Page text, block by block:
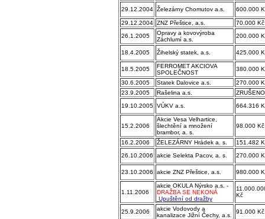
29.12.2004 Železárny Chomutov a.s. 600.000
29.12.2004 ZNZ Přeštice, a.s.
70.000 Kč
26.1.2005
Opravy a kovovýroba
Záchlumí a.s.
200.000
18.4.2005 Žihelský statek, a.s. 425.000
18.5.2005
FERROMET AKCIOVA
SPOLEČNOST
380.000
30.6.2005 Statek Dalovice a.s.
270.000
23.9.2005
Rašelina a.s.
ZRUŠENO
19.10.2005 VÚKV a.s. 664.316
15.2.2006
Akcie Vesa Velhartice,
šlechtění a množení
brambor, a. s.
98.000 Kč
16.2.2006 ŽELEZÁRNY Hrádek a. s.
151.482
26.10.2006
akcie Selekta Pacov, a. s. 270.000
23.10.2006 akcie ZNZ Přeštice, a.s. 980.000
1.11.2006
akcie OKULA Nýrsko a.s. -
DRAŽBA SE NEKONÁ
Upuštění od dražby
Kč
25.9.2006
akcie Vodovody a
kanalizace Jižní Čechy, a.s.
91.000 Kč